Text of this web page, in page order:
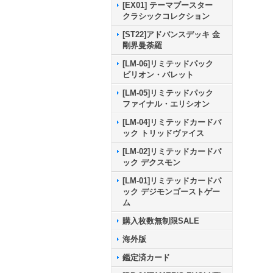
[EX01] テーマブースター
クラシックコレクション
[ST22]アドバンスデッキ 金
剛界曼荼羅
[LM-06]リミテッドパック
ビリオン・バレット
[LM-05]リミテッドパック
ファイナル・エリシオン
[LM-04]リミテッドカードパ
ック トリッドヴァイス
[LM-02]リミテッドカードパ
ック デクスモン
[LM-01]リミテッドカードパ
ック デジモンゴーストゲー
ム
購入枚数無制限SALE
海外版
鑑定済カード